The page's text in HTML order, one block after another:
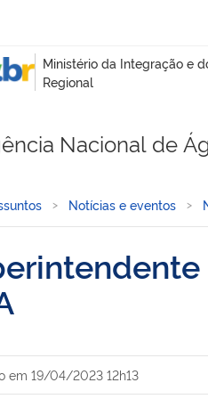
principal de navegação
Nacional de
está aqui:
Inicial Notícias e eventos
em 19/04/2023 12h13